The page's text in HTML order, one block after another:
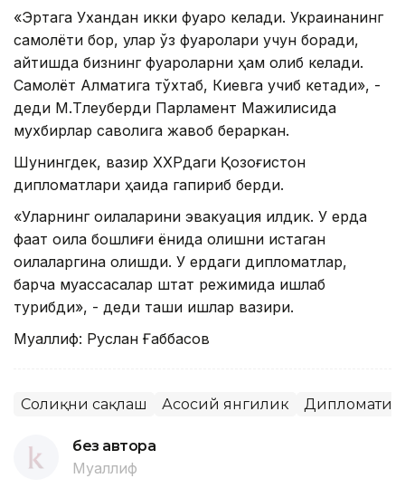
«Эртага Ухандан икки фуқаро келади. Украинанинг
самолёти бор, улар ўз фуқаролари учун боради,
қайтишда бизнинг фуқароларни ҳам олиб келади.
Самолёт Алматига тўхтаб, Киевга учиб кетади», -
деди М.Тлеуберди Парламент Мажилисида
мухбирлар саволига жавоб бераркан.
Шунингдек, вазир ХХРдаги Қозоғистон
дипломатлари ҳақида гапириб берди.
«Уларнинг оилаларини эвакуация қилдик. У ерда
фақат оила бошлиғи ёнида қолишни истаган
оилаларгина қолишди. У ердаги дипломатлар,
барча муассасалар штат режимида ишлаб
турибди», - деди ташқи ишлар вазири.
Муаллиф: Руслан Ғаббасов
Соғлиқни сақлаш Асосий янгилик Дипломатия
без автора
Муаллиф